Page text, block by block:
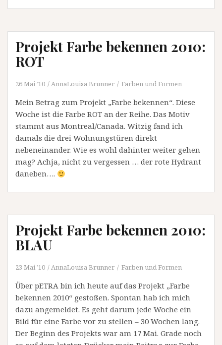
Projekt Farbe bekennen 2010:
ROT
26 Mai ’10 AnnaLouisa Brunner Farben und Formen
Mein Betrag zum Projekt „Farbe bekennen“. Diese
Woche ist die Farbe ROT an der Reihe. Das Motiv
stammt aus Montreal/Canada. Witzig fand ich
damals die drei Wohnungstüren direkt
nebeneinander. Wie es wohl dahinter weiter gehen
mag? Achja, nicht zu vergessen … der rote Hydrant
daneben….
Projekt Farbe bekennen 2010:
BLAU
23 Mai ’10 AnnaLouisa Brunner Farben und Formen
Über pETRA bin ich heute auf das Projekt „Farbe
bekennen 2010“ gestoßen. Spontan hab ich mich
dazu angemeldet. Es geht darum jede Woche ein
Bild für eine Farbe vor zu stellen – 30 Wochen lang.
Der Beginn des Projekts war am 17 Mai. Grade noch